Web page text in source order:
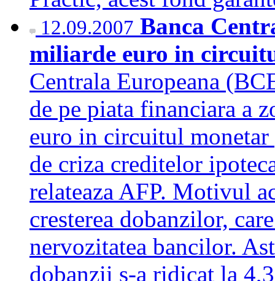
12.09.2007 Banca
miliarde euro in
Centrala Europeana
de pe piata financiara a
euro in circuitul
de criza creditelor
relateaza AFP. Motivul
cresterea dobanzilor,
nervozitatea bancilor.
dobanzii s-a ridicat la